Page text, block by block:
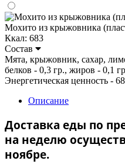
Мохито из крыжовника
Ккал: 683
Состав
Мята, крыжовник, сахар,
белков - 0,3 гр., жиров - 0,1
Энергетическая ценность -
Описание
Доставка еды по
на неделю
ноябре.